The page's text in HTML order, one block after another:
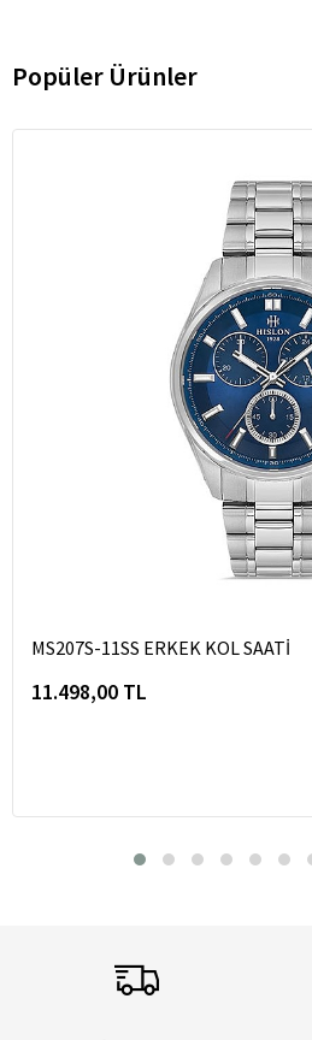
Popüler Ürünler
MS207S-11SS ERKEK KOL SAATİ
11.498,00 TL